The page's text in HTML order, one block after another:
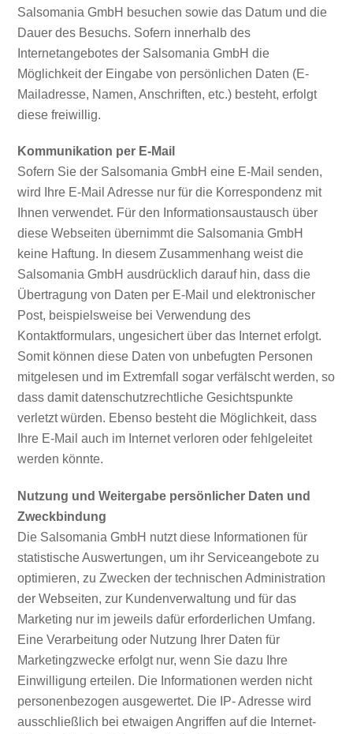
Salsomania GmbH besuchen sowie das Datum und die
Dauer des Besuchs. Sofern innerhalb des
Internetangebotes der Salsomania GmbH die
Möglichkeit der Eingabe von persönlichen Daten (E-
Mailadresse, Namen, Anschriften, etc.) besteht, erfolgt
diese freiwillig.
Kommunikation per E-Mail
Sofern Sie der Salsomania GmbH eine E-Mail senden,
wird Ihre E-Mail Adresse nur für die Korrespondenz mit
Ihnen verwendet. Für den Informationsaustausch über
diese Webseiten übernimmt die Salsomania GmbH
keine Haftung. In diesem Zusammenhang weist die
Salsomania GmbH ausdrücklich darauf hin, dass die
Übertragung von Daten per E-Mail und elektronischer
Post, beispielsweise bei Verwendung des
Kontaktformulars, ungesichert über das Internet erfolgt.
Somit können diese Daten von unbefugten Personen
mitgelesen und im Extremfall sogar verfälscht werden, so
dass damit datenschutzrechtliche Gesichtspunkte
verletzt würden. Ebenso besteht die Möglichkeit, dass
Ihre E-Mail auch im Internet verloren oder fehlgeleitet
werden könnte.
Nutzung und Weitergabe persönlicher Daten und
Zweckbindung
Die Salsomania GmbH nutzt diese Informationen für
statistische Auswertungen, um ihr Serviceangebote zu
optimieren, zu Zwecken der technischen Administration
der Webseiten, zur Kundenverwaltung und für das
Marketing nur im jeweils dafür erforderlichen Umfang.
Eine Verarbeitung oder Nutzung Ihrer Daten für
Marketingzwecke erfolgt nur, wenn Sie dazu Ihre
Einwilligung erteilen. Die Informationen werden nicht
personenbezogen ausgewertet. Die IP- Adresse wird
ausschließlich bei etwaigen Angriffen auf die Internet-